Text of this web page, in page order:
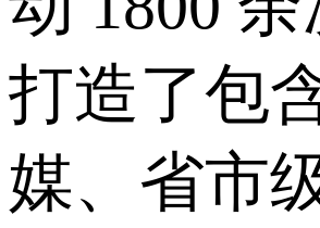
打造了包
媒、省市